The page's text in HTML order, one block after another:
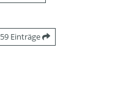
59 Einträge